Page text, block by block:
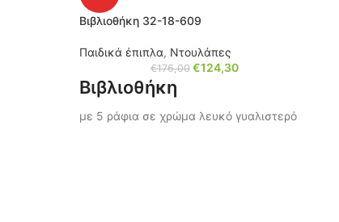
Βιβλιοθήκη 32-18-609
Παιδικά έπιπλα, Ντουλάπες
€176,00 €124,30
Βιβλιοθήκη
με 5 ράφια σε χρώμα λευκό γυαλιστερό